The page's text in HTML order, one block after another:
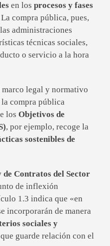
en los procesos y fases
La compra pública, pues,
administraciones
técnicas sociales,
o servicio a la hora
legal y normativo
compra pública
los Objetivos de
, por ejemplo, recoge la
sostenibles de
de Contratos del Sector
de inflexión
1.3 indica que «en
incorporarán de manera
sociales y
guarde relación con el